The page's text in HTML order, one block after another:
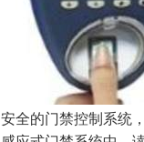
安全的门禁控制系统